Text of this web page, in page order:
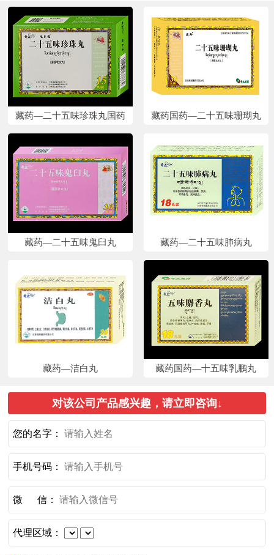
藏药—二十五味珍珠丸国药 藏药国药—二十五味珊瑚丸
藏药—二十五味鬼臼丸 藏药—二十五味肺病丸
藏药—洁白丸 藏药国药—十五味乳鹏丸
对该公司产品感兴趣，请立即咨询↓
您的名字：
手机号码：
微 信：
代理区域：